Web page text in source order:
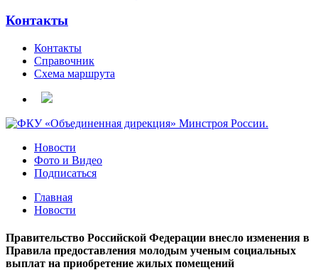
Контакты
Контакты
Справочник
Схема маршрута
Новости
Фото и Видео
Подписаться
Главная
Новости
Правительство Российской Федерации внесло изменения в
Правила предоставления молодым ученым социальных
выплат на приобретение жилых помещений